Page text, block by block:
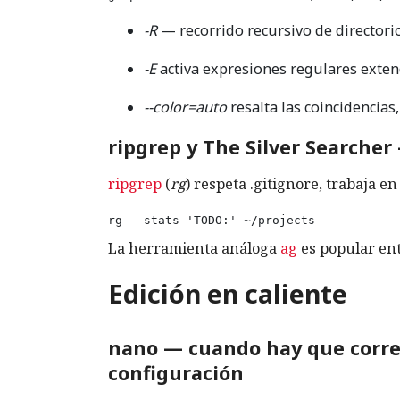
-R— recorrido recursivo de
-Eactiva expresiones regulares
--color=autoresalta las
ripgrep y The Silver
ripgrep (rg) respeta .gitignore, trabaja
rg --stats 'TODO:' ~/projects
La herramienta análoga ag es popular
Edición en caliente
nano — cuando hay que
configuración